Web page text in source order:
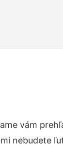
vám
nebudete